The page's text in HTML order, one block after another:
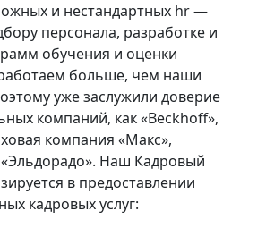
и нестандартных hr —
персонала, разработке и
обучения и оценки
больше, чем наши
уже заслужили доверие
компаний, как «Beckhoff»,
компания «Макс»,
«Эльдорадо». Наш Кадровый
в предоставлении
кадровых услуг: